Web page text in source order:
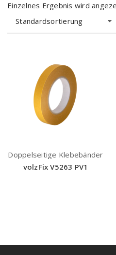
Einzelnes Ergebnis wird
Standardsortierung
Doppelseitige Klebebänder
volzFix V5263 PV1